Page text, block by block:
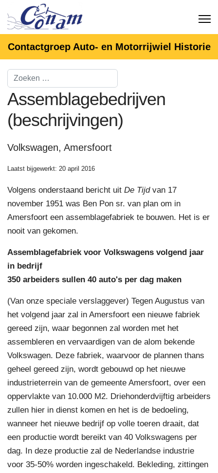
Contactgroep Auto- en Motorrijwiel Historie
Assemblagebedrijven
(beschrijvingen)
Volkswagen, Amersfoort
Laatst bijgewerkt: 20 april 2016
Volgens onderstaand bericht uit De Tijdvan 17
november 1951 was Ben Pon sr. van plan om in
Amersfoort een assemblagefabriek te bouwen. Het is er
nooit van gekomen.
Assemblagefabriek voor Volkswagens volgend jaar
in bedrijf
350 arbeiders sullen 40 auto's per dag maken
(Van onze speciale verslaggever) Tegen Augustus van
het volgend jaar zal in Amersfoort een nieuwe fabriek
gereed zijn, waar begonnen zal worden met het
assembleren en vervaardigen van de alom bekende
Volkswagen. Deze fabriek, waarvoor de plannen thans
geheel gereed zijn, wordt gebouwd op het nieuwe
industrieterrein van de gemeente Amersfoort, over een
oppervlakte van 10.000 M2. Driehonderdvijftig arbeiders
zullen hier in dienst komen en het is de bedoeling,
wanneer het nieuwe bedrijf op volle toeren draait, dat
een productie wordt bereikt van 40 Volkswagens per
dag. In deze productie zal de Nederlandse industrie
voor 35-50% worden ingeschakeld. Bekleding, zittingen